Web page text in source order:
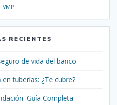
VMP
RECIENTES
de vida del banco
tuberías: ¿Te cubre?
Guía Completa